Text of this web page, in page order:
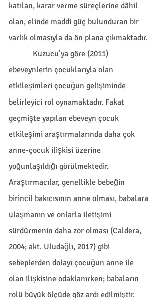
katılan, karar verme süreçlerine dâhil
olan, elinde maddi güç bulunduran bir
varlık olmasıyla da ön plana çıkmaktadır.
ebeveynlerin çocuklarıyla olan
etkileşimleri çocuğun gelişiminde
belirleyici rol oynamaktadır. Fakat
geçmişte yapılan ebeveyn çocuk
etkileşimi araştırmalarında daha çok
anne-çocuk ilişkisi üzerine
yoğunlaşıldığı görülmektedir.
Araştırmacılar, genellikle bebeğin
birincil bakıcısının anne ol­ması, babalara
ulaşmanın ve onlarla iletişimi
sürdürmenin daha zor olması (Caldera,
2004; akt. Uludağlı, 2017) gibi
sebeplerden dolayı çocuğun anne ile
olan ilişkisine odaklanırken; babaların
rolü büyük ölçüde göz ardı edilmiştir.